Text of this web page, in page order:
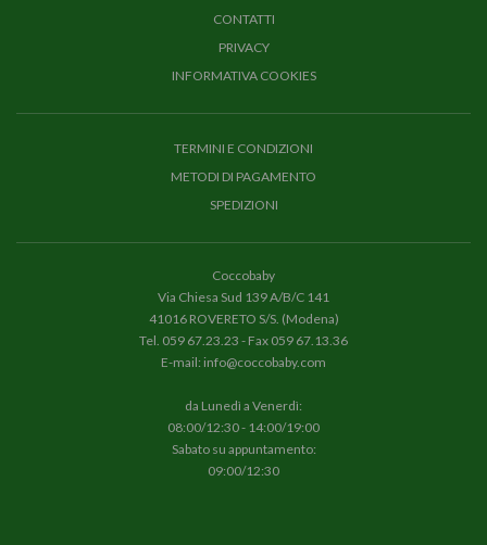
CONTATTI
PRIVACY
INFORMATIVA COOKIES
TERMINI E CONDIZIONI
METODI DI PAGAMENTO
SPEDIZIONI
Coccobaby
Via Chiesa Sud 139 A/B/C 141
41016 ROVERETO S/S. (Modena)
Tel. 059 67.23.23 - Fax 059 67.13.36
E-mail: info@coccobaby.com
da Lunedì a Venerdì:
08:00/12:30 - 14:00/19:00
Sabato su appuntamento:
09:00/12:30